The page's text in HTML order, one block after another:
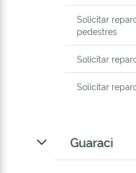
Solicitar
pedestres
Solicitar
Solicitar
Guaraci